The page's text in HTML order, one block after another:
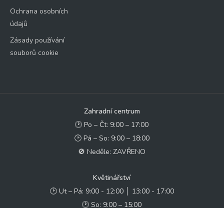
Ochrana osobních
údajů
Zásady používání
souborů cookie
Zahradní centrum
🕑 Po – Čt: 9:00 – 17:00
🕑 Pá – So: 9:00 – 18:00
🚫 Neděle: ZAVŘENO
Květinářství
🕑 Ut – Pá: 9:00 - 12:00 │ 13:00 - 17:00
🕑 So: 9:00 – 15:00